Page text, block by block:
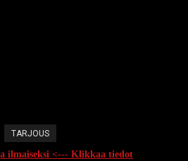
TARJOUS
ilmaiseksi <--- Klikkaa tiedot